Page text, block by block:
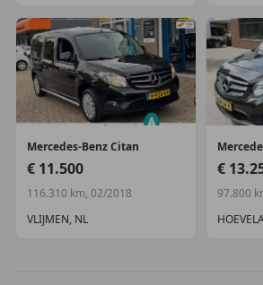
Mercedes-Benz Citan
€ 11.500
116.310 km, 02/2018
VLIJMEN, NL
€
97.800